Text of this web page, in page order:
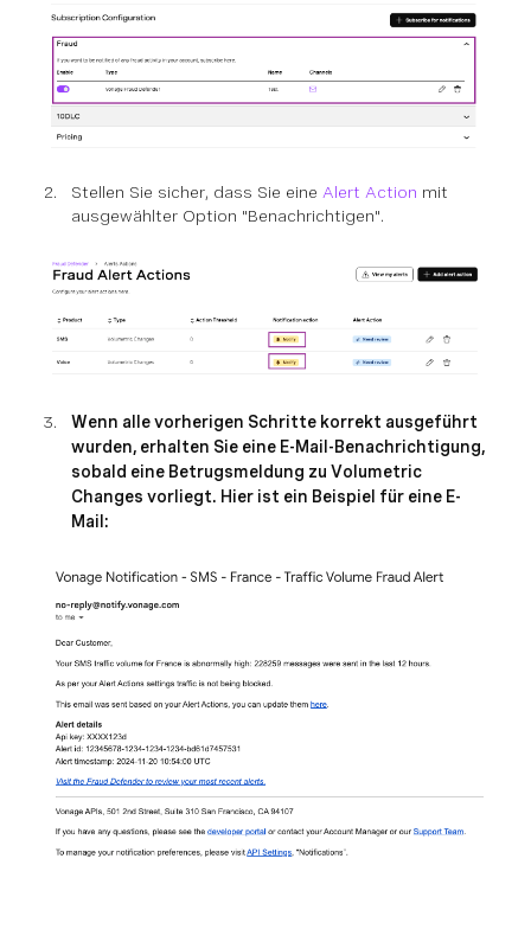
Stellen Sie sicher, dass Sie eine Alert Action mit
ausgewählter Option "Benachrichtigen".
Wenn alle vorherigen Schritte korrekt ausgeführt
wurden, erhalten Sie eine E-Mail-Benachrichtigung,
sobald eine Betrugsmeldung zu Volumetric
Changes vorliegt. Hier ist ein Beispiel für eine E-
Mail: